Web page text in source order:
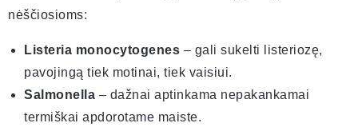
nėščiosioms:
Listeria monocytogenes – gali sukelti listeriozę,
pavojingą tiek motinai, tiek vaisiui.
Salmonella – dažnai aptinkama nepakankamai
termiškai apdorotame maiste.